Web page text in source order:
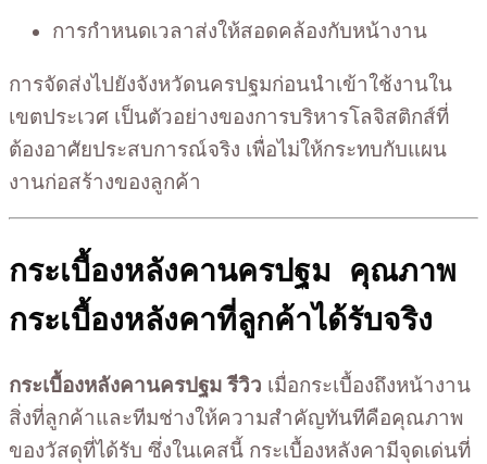
การกำหนดเวลาส่งให้สอดคล้องกับหน้างาน
การจัดส่งไปยังจังหวัดนครปฐมก่อนนำเข้าใช้งานใน
เขตประเวศ เป็นตัวอย่างของการบริหารโลจิสติกส์ที่
ต้องอาศัยประสบการณ์จริง เพื่อไม่ให้กระทบกับแผน
งานก่อสร้างของลูกค้า
กระเบื้องหลังคานครปฐม คุณภาพ
กระเบื้องหลังคาที่ลูกค้าได้รับจริง
กระเบื้องหลังคานครปฐม รีวิว เมื่อกระเบื้องถึงหน้างาน
สิ่งที่ลูกค้าและทีมช่างให้ความสำคัญทันทีคือคุณภาพ
ของวัสดุที่ได้รับ ซึ่งในเคสนี้ กระเบื้องหลังคามีจุดเด่นที่